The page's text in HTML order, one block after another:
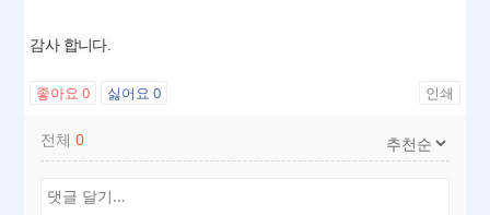
감사 합니다.
좋아요0 싫어요0 인쇄
전체0